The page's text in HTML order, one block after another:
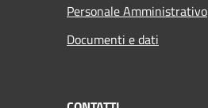
Personale Amministrativo
Documenti e dati